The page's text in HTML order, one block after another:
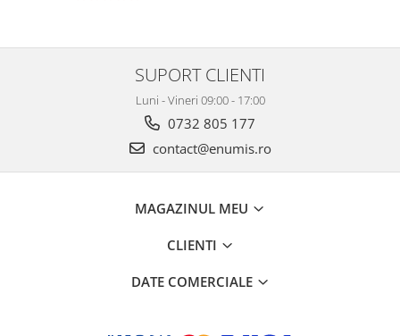
SUPORT CLIENTI
Luni - Vineri 09:00 - 17:00
0732 805 177
contact@enumis.ro
MAGAZINUL MEU
CLIENTI
DATE COMERCIALE